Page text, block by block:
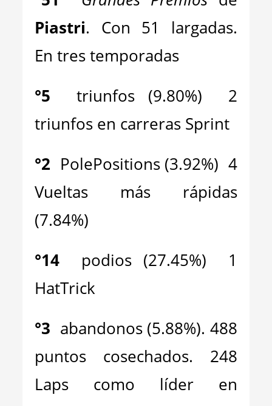
Piastri. Con 51 largadas.
En tres temporadas
°5 triunfos (9.80%)
2
triunfos en carreras Sprint
°2 PolePositions (3.92%) 4
Vueltas más rápidas
(7.84%)
°14 podios (27.45%) 1
HatTrick
°3 abandonos (5.88%). 488
puntos cosechados. 248
Laps como líder en